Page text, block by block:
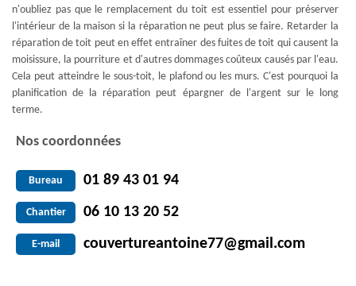
n'oubliez pas que le remplacement du toit est essentiel pour préserver
l'intérieur de la maison si la réparation ne peut plus se faire. Retarder la
réparation de toit peut en effet entraîner des fuites de toit qui causent la
moisissure, la pourriture et d'autres dommages coûteux causés par l'eau.
Cela peut atteindre le sous-toit, le plafond ou les murs. C'est pourquoi la
planification de la réparation peut épargner de l'argent sur le long
terme.
Nos coordonnées
Bureau 01 89 43 01 94
Chantier 06 10 13 20 52
E-mail couvertureantoine77@gmail.com